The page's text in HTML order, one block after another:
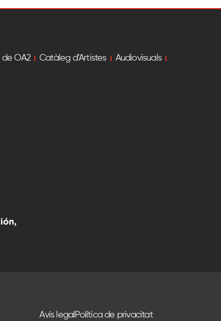
de OA2 Catàleg d’Artistes
Audiovisuals
Avís legal Política de privacitat